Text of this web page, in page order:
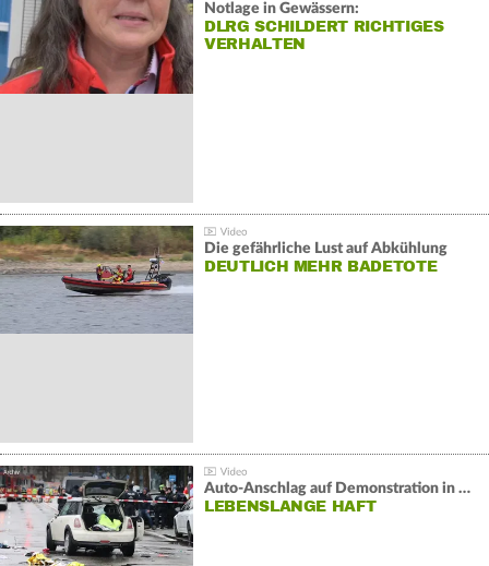
Notlage in Gewässern:
DLRG SCHILDERT RICHTIGES
VERHALTEN
Die gefährliche Lust auf Abkühlung
DEUTLICH MEHR BADETOTE
Auto-Anschlag auf Demonstration in München:
LEBENSLANGE HAFT